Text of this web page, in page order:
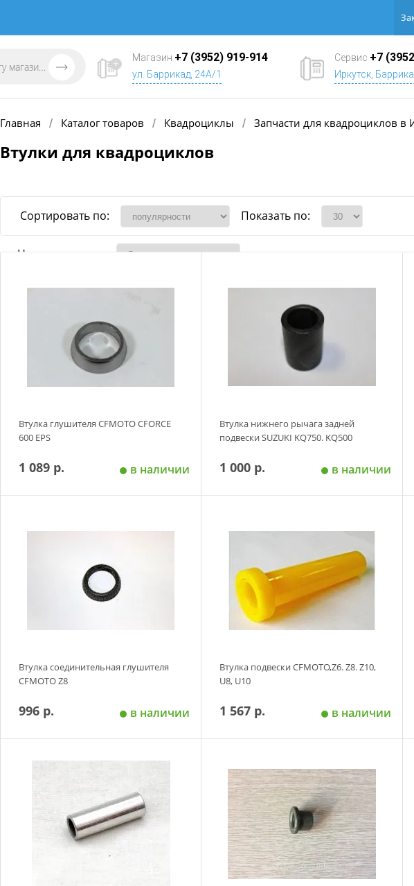
Магазин +7 (3952) 919-914
ул. Баррикад, 24А/1
Сервис +7
Иркутск,
Главная / Каталог товаров / Квадроциклы / Запчасти для квадроциклов в
Втулки для квадроциклов
Сортировать по: Показать по:
Наличие товара
Втулка глушителя CFMOTO CFORCE
600 EPS
1 089 р. в наличии
Втулка нижнего рычага задней
подвески SUZUKI KQ750. KQ500
1 000 р. в наличии
Втулка соединительная глушителя
CFMOTO Z8
996 р. в наличии
Добавить в корзину
Втулка подвески CFMOTO,Z6. Z8. Z10,
U8, U10
1 567 р. в наличии